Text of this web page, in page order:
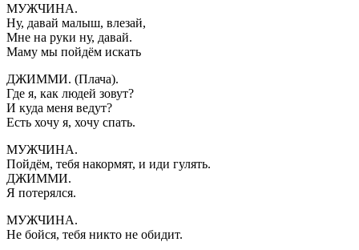
МУЖЧИНА.
Ну, давай малыш, влезай,
Мне на руки ну, давай.
Маму мы пойдём искать
ДЖИММИ. (Плача).
Где я, как людей зовут?
И куда меня ведут?
Есть хочу я, хочу спать.
МУЖЧИНА.
Пойдём, тебя накормят, и иди гулять.
ДЖИММИ.
Я потерялся.
МУЖЧИНА.
Не бойся, тебя никто не обидит.